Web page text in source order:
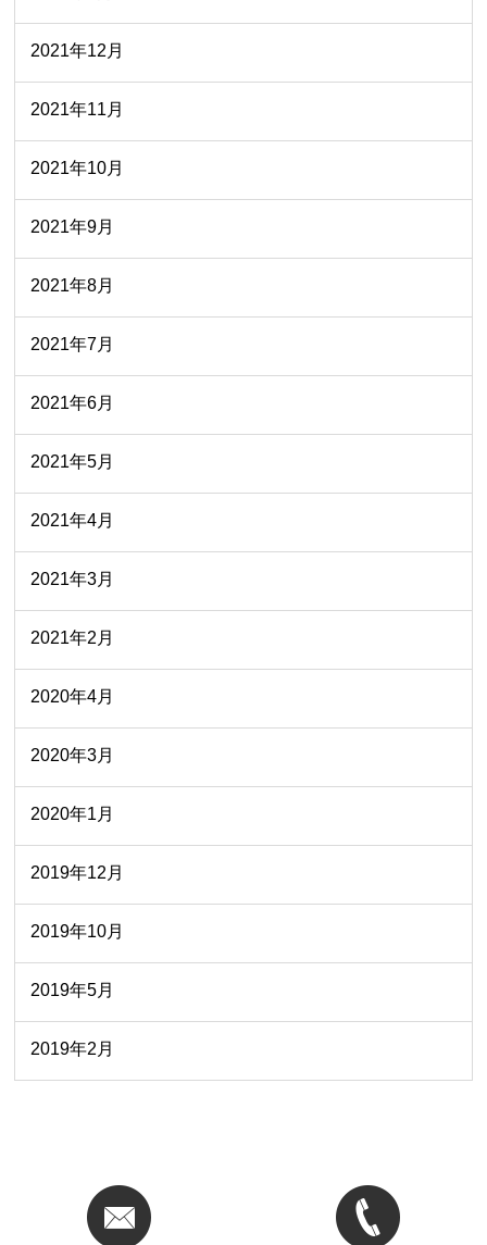
2021年12月
2021年11月
2021年10月
2021年9月
2021年8月
2021年7月
2021年6月
2021年5月
2021年4月
2021年3月
2021年2月
2020年4月
2020年3月
2020年1月
2019年12月
2019年10月
2019年5月
2019年2月